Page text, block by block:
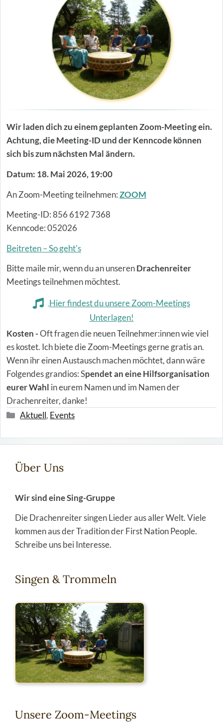
Wir laden dich zu einem geplanten Zoom-Meeting ein.
Achtung, die Meeting-ID und der Kenncode können
sich bis zum nächsten Mal ändern.
Datum: 18. Mai 2026, 19:00
An Zoom-Meeting teilnehmen:ZOOM
Meeting-ID: 856 6192 7368
Kenncode: 052026
Beitreten – So geht's
Bitte maile mir, wenn du an unserenDrachenreiter
Meetings teilnehmen möchtest.
Hier findest du unsere Zoom-Meetings
Unterlagen!
Kosten -Oft fragen die neuen Teilnehmer:innen wie viel
es kostet. Ich biete die Zoom-Meetings gerne gratis an.
Wenn ihr einen Austausch machen möchtet, dann wäre
Folgendes grandios: Spendet an eine Hilfsorganisation
eurer Wahl in eurem Namen und im Namen der
Drachenreiter, danke!
Kategorien
Aktuell, Events
Über Uns
Wir sind eine Sing-Gruppe
Die Drachenreiter singen Lieder aus aller Welt. Viele
kommen aus der Tradition der First Nation People.
Schreibe uns bei Interesse.
Singen & Trommeln
Unsere Zoom-Meetings